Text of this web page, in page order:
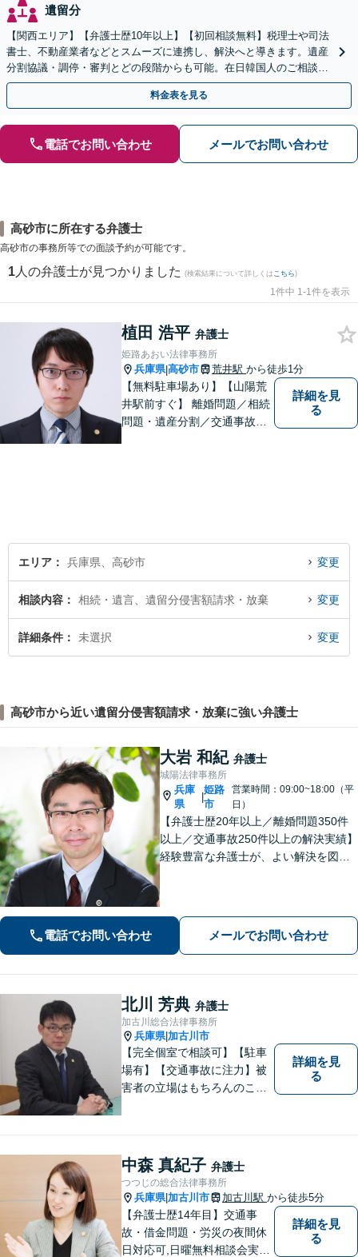
遺留分
【関西エリア】【弁護士歴10年以上】【初回相談無料】税理士や司法
書士、不動産業者などとスムーズに連携し、解決へと導きます。遺産
分割協議・調停・審判とどの段階からも可能。在日韓国人のご相談も
対応しております【休日・夜間相談可】
料金表を見る
電話でお問い合わせ メールでお問い合わせ
高砂市に所在する弁護士
高砂市の事務所等での面談予約が可能です。
1 人の弁護士が見つかりました (検索結果について詳しくは こちら)
1件中 1-1件を表示
植田 浩平 弁護士
姫路あおい法律事務所
兵庫県|高砂市 荒井駅 から徒歩1分
【無料駐車場あり】【山陽荒
井駅前すぐ】 離婚問題／相続
問題・遺産分割／交通事故／
詳細を見
る
エリア 兵庫県、高砂市 変更
相談内容 相続・遺言、遺留分侵害額請求・放棄 変更
詳細条件 未選択 変更
高砂市から近い遺留分侵害額請求・放棄に強い弁護士
大岩 和紀 弁護士
城陽法律事務所
兵庫
県
|
姫路
市
営業時間：09:00~18:00（平
日）
【弁護士歴20年以上／離婚問題350件
以上／交通事故250件以上の解決実績】
経験豊富な弁護士が、よい解決を図り
事故／借金・債務整理のご相談もお任
電話でお問い合わせ メールでお問い合わせ
北川 芳典 弁護士
加古川総合法律事務所
兵庫県|加古川市
【完全個室で相談可】【駐車
場有】【交通事故に注力】被
害者の立場はもちろんのこ
その経験の中で交通事故に関
する知識を研鑽して参りまし
た。依頼者様の立場に立って
親身に対応いたしますので、
ご相談ください。
詳細を見
る
中森 真紀子 弁護士
つつじの総合法律事務所
兵庫県|加古川市 加古川駅 から徒歩5分
【弁護士歴14年目】交通事
故・借金問題・労災の夜間休
日対応可,日曜無料相談会実施
詳細を見
る